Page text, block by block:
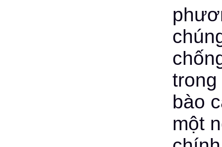
bào
một